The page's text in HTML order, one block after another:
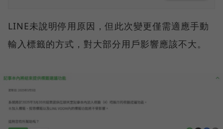
LINE未說明停用原因，但此次變更僅需適應手動
輸入標籤的方式，對大部分用戶影響應該不大。